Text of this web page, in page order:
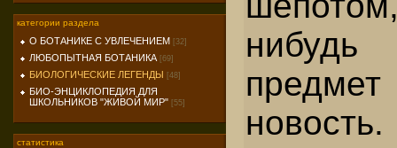
категории раздела
О БОТАНИКЕ С УВЛЕЧЕНИЕМ [32]
ЛЮБОПЫТНАЯ БОТАНИКА [69]
БИОЛОГИЧЕСКИЕ ЛЕГЕНДЫ [48]
БИО-ЭНЦИКЛОПЕДИЯ ДЛЯ
ШКОЛЬНИКОВ "ЖИВОЙ МИР" [55]
статистика
предмет
новость.